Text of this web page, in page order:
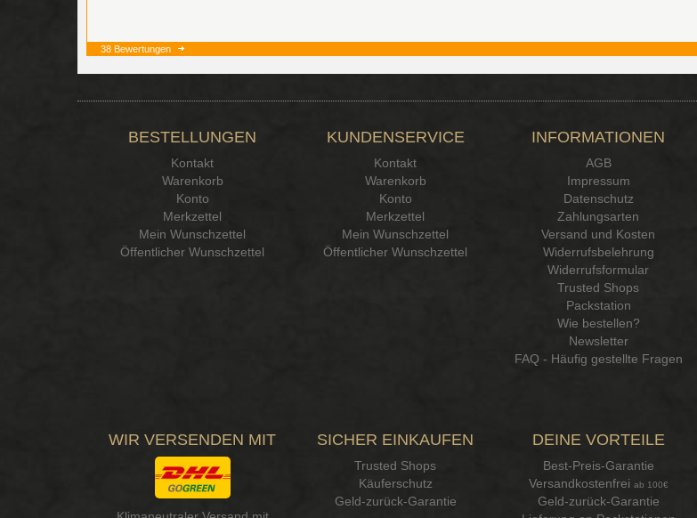
38 Bewertungen
BESTELLUNGEN
Kontakt
Warenkorb
Konto
Merkzettel
Mein Wunschzettel
Öffentlicher Wunschzettel
KUNDENSERVICE
Kontakt
Warenkorb
Konto
Merkzettel
Mein Wunschzettel
Öffentlicher Wunschzettel
INFORMATIONEN
AGB
Impressum
Datenschutz
Zahlungsarten
Versand und Kosten
Widerrufsbelehrung
Widerrufsformular
Trusted Shops
Packstation
Wie bestellen?
Newsletter
FAQ - Häufig gestellte Fragen
WIR VERSENDEN MIT SICHER EINKAUFEN
Trusted Shops
Käuferschutz
Geld-zurück-Garantie
DEINE VORTEILE
Best-Preis-Garantie
Versandkostenfrei ab 100€
Geld-zurück-Garantie